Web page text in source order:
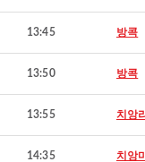
13:45 방콕
13:50 방콕
13:55 치앙
14:35 치앙